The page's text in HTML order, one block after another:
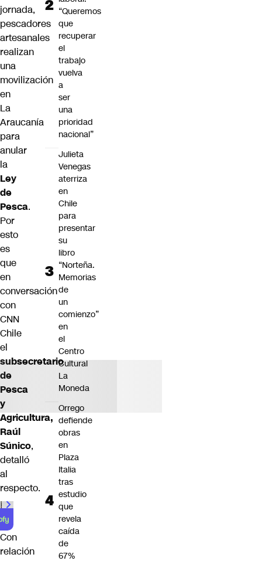
jornada,
pescadores
artesanales
realizan
una
movilización
en
La
Araucanía
para
anular
la
Ley
de
Pesca.
Por
esto
es
que
en
conversación
con
CNN
Chile
el
subsecretario
de
Pesca
y
Agricultura,
Raúl
Súnico,
detalló
al
respecto.
00:00/01:00
Con
relación
“Queremos
que
recuperar
el
trabajo
vuelva
a
ser
una
prioridad
nacional”
Julieta
Venegas
aterriza
en
Chile
para
presentar
su
libro
“Norteña.
Memorias
de
un
comienzo”
en
el
Centro
Cultural
La
Moneda
Orrego
defiende
obras
en
Plaza
Italia
tras
estudio
que
revela
caída
de
67%